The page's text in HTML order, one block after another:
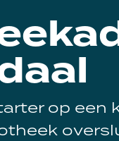
op een